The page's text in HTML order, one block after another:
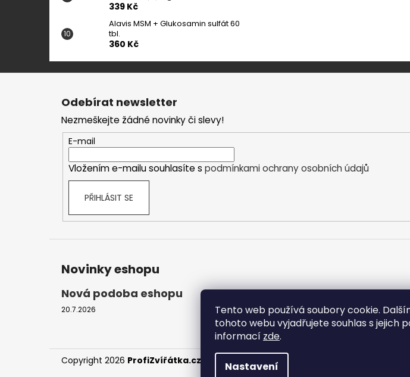
Tento web používá soubory cookie.
tohoto webu vyjadřujete souhlas s jejich
informací zde.
Nastavení
339 Kč
Alavis MSM + Glukosamin sulfát 60
tbl.
360 Kč
Z
Odebírat newsletter
Nezmeškejte žádné novinky či slevy!
E-mail
Vložením e-mailu souhlasíte s podmínkami ochrany osobních údajů
PŘIHLÁSIT SE
Novinky eshopu
Nová podoba eshopu
20.7.2026
Copyright 2026 ProfiZvířátka.cz . Všechna práva vyhrazena.